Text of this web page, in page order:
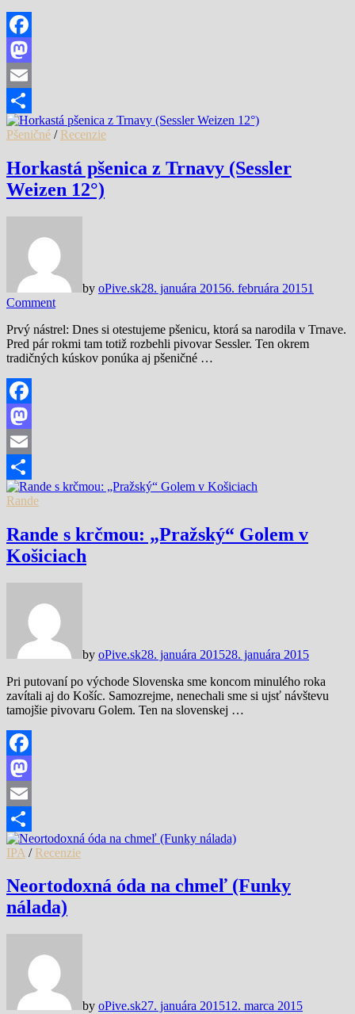
Facebook
Mastodon
Email
Share
Pšeničné / Recenzie
Horkastá pšenica z Trnavy (Sessler
Weizen 12°)
by oPive.sk28. januára 20156. februára 20151
Comment
Prvý nástrel: Dnes si otestujeme pšenicu, ktorá sa narodila v Trnave.
Pred pár rokmi tam totiž rozbehli pivovar Sessler. Ten okrem
tradičných kúskov ponúka aj pšeničné …
Facebook
Mastodon
Email
Share
Rande
Rande s krčmou: „Pražský“ Golem v
Košiciach
by oPive.sk28. januára 201528. januára 2015
Pri putovaní po východe Slovenska sme koncom minulého roka
zavítali aj do Košíc. Samozrejme, nenechali sme si ujsť návštevu
tamojšie pivovaru Golem. Ten na slovenskej …
Facebook
Mastodon
Email
Share
IPA / Recenzie
Neortodoxná óda na chmeľ (Funky
nálada)
by oPive.sk27. januára 201512. marca 2015